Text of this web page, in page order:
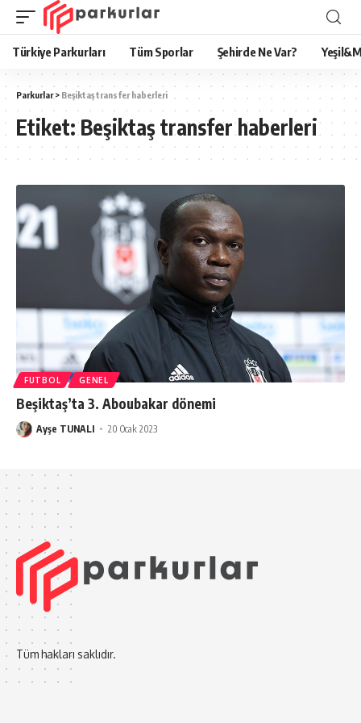
Türkiye Parkurları Tüm Sporlar Şehirde Ne Var?
Parkurlar> Beşiktaş transfer haberleri
Etiket:Beşiktaş transfer haberleri
FUTBOL GENEL
Beşiktaş’ta 3. Aboubakar dönemi
Ayşe TUNALI 20 Ocak 2023
Tüm hakları saklıdır.